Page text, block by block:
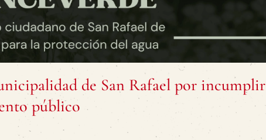
de San Rafael por incumplir
público